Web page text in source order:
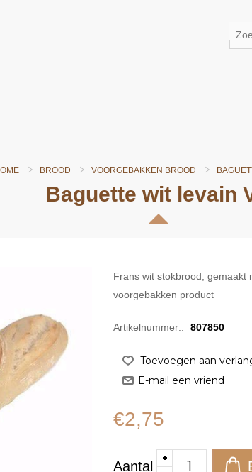
BROOD VOORGEBAKKEN BROOD
Baguette wit levain
Frans wit stokbrood, gemaakt
voorgebakken product
Artikelnummer:: 807850
€2,75
Aantal